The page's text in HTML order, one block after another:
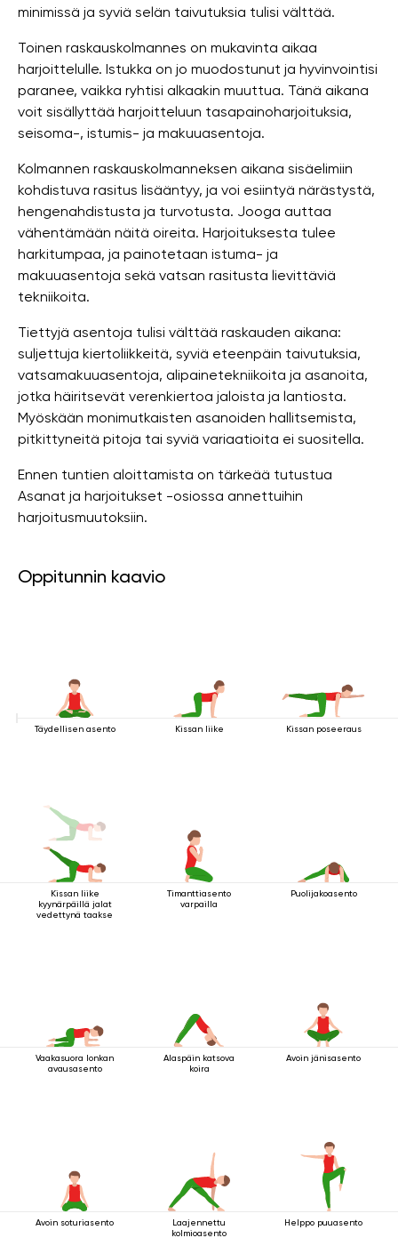
minimissä ja syviä selän taivutuksia tulisi välttää.
Toinen raskauskolmannes on mukavinta aikaa
harjoittelulle. Istukka on jo muodostunut ja hyvinvointisi
paranee, vaikka ryhtisi alkaakin muuttua. Tänä aikana
voit sisällyttää harjoitteluun tasapainoharjoituksia,
seisoma-, istumis- ja makuuasentoja.
Kolmannen raskauskolmanneksen aikana sisäelimiin
kohdistuva rasitus lisääntyy, ja voi esiintyä närästystä,
hengenahdistusta ja turvotusta. Jooga auttaa
vähentämään näitä oireita. Harjoituksesta tulee
harkitumpaa, ja painotetaan istuma- ja
makuuasentoja sekä vatsan rasitusta lievittäviä
tekniikoita.
Tiettyjä asentoja tulisi välttää raskauden aikana:
suljettuja kiertoliikkeitä, syviä eteenpäin taivutuksia,
vatsamakuuasentoja, alipainetekniikoita ja asanoita,
jotka häiritsevät verenkiertoa jaloista ja lantiosta.
Myöskään monimutkaisten asanoiden hallitsemista,
pitkittyneitä pitoja tai syviä variaatioita ei suositella.
Ennen tuntien aloittamista on tärkeää tutustua
Asanat ja harjoitukset -osiossa annettuihin
harjoitusmuutoksiin.
Oppitunnin kaavio
Täydellisen asento Kissan liike Kissan poseeraus
Kissan liike
kyynärpäillä jalat
vedettynä taakse
Timanttiasento
varpailla
Puolijakoasento
Vaakasuora lonkan
avausasento
Alaspäin katsova
koira
Avoin jänisasento
Avoin soturiasento
Laajennettu
kolmioasento
Helppo puuasento